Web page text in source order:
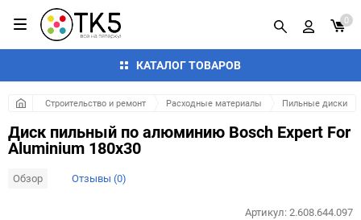
КАТАЛОГ ТОВАРОВ
0
Строительство и ремонт Расходные материалы Пильные диски
Диск пильный по алюминию Bosch Expert For
Aluminium 180х30
Обзор Отзывы (0)
Артикул:2.608.644.097